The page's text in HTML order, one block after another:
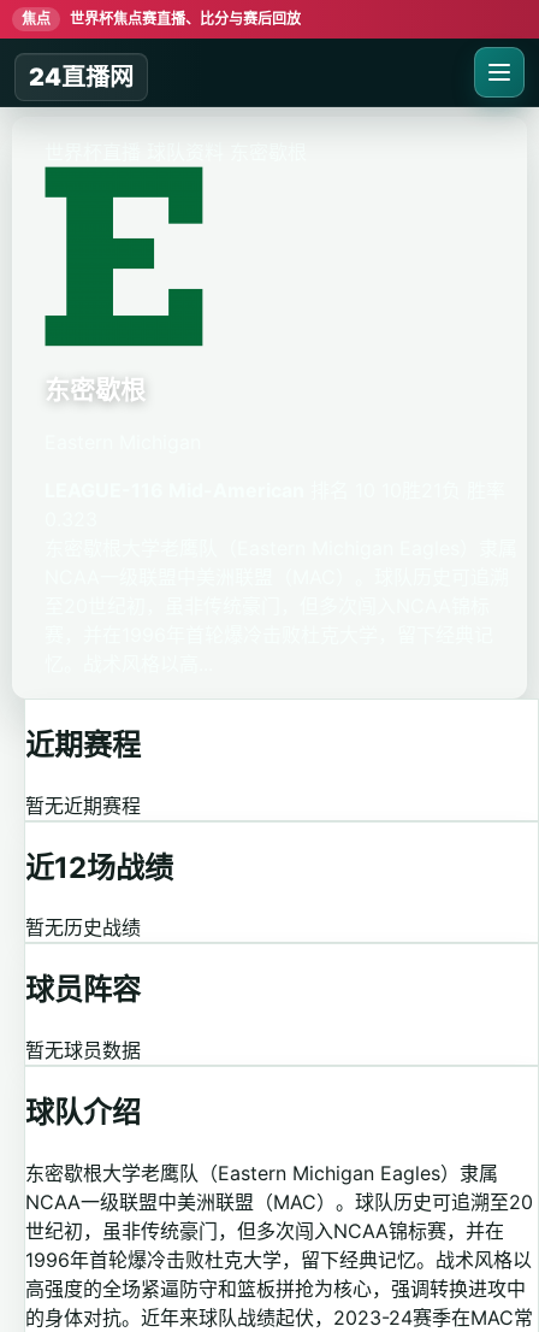
焦点 世界杯焦点赛直播、比分与赛后回放
24直播网
东密歇根
近期赛程
暂无近期赛程
近12场战绩
暂无历史战绩
球员阵容
暂无球员数据
球队介绍
东密歇根大学老鹰队（Eastern Michigan Eagles）隶属
NCAA一级联盟中美洲联盟（MAC）。球队历史可追溯至20
世纪初，虽非传统豪门，但多次闯入NCAA锦标赛，并在
1996年首轮爆冷击败杜克大学，留下经典记忆。战术风格以
高强度的全场紧逼防守和篮板拼抢为核心，强调转换进攻中
的身体对抗。近年来球队战绩起伏，2023-24赛季在MAC常